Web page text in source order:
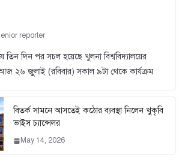
reporter
তিন দিন পর সচল হয়েছে খুলনা বিশ্ববিদ্যালয়ের
আজ ২৬ জুুলাই (রবিবার) সকাল ৯টা থেকে কার্যক্রম
বিতর্ক সামনে আসতেই কঠোর ব্যবস্থা নিলেন খুকৃবি
ভাইস চ্যান্সেলর
May 14, 2026